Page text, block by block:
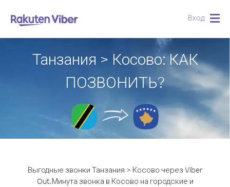
Вход
Танзания > Косово: КАК
ПОЗВОНИТЬ?
Выгодные звонки Танзания > Косово через Viber
Out.Минута звонка в Косово на городские и